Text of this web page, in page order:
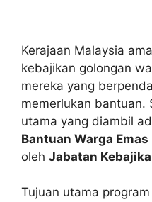
Kerajaan Malaysia
kebajikan golongan
mereka yang
memerlukan bantuan.
utama yang diambil
Bantuan Warga Emas
oleh Jabatan
Tujuan utama